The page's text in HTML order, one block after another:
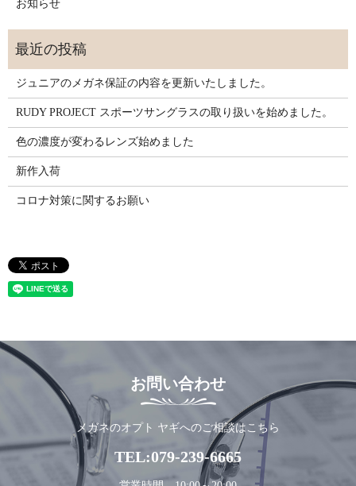
お知らせ
ジュニアのメガネ保証の内容を更新いたしました。
RUDY PROJECT スポーツサングラスの取り扱いを始めました。
色の濃度が変わるレンズ始めました
新作入荷
コロナ対策に関するお願い
お問い合わせ
メガネのオプト ヤギへのご相談はこちら
TEL:079-239-6665